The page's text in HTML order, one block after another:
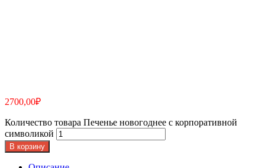
2700,00₽
Количество товара Печенье новогоднее с корпоративной
символикой
В корзину